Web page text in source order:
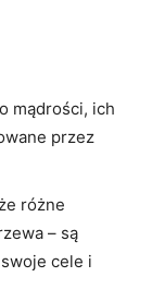
mądrości, ich
przez
różne
– są
cele i